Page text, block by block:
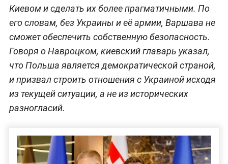
Киевом и сделать их более прагматичными. По
его словам, без Украины и её армии, Варшава не
сможет обеспечить собственную безопасность.
Говоря о Навроцком, киевский главарь указал,
что Польша является демократической страной,
и призвал строить отношения с Украиной исходя
из текущей ситуации, а не из исторических
разногласий.